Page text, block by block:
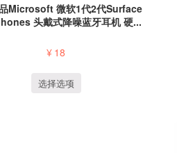
Microsoft 微软1代2代Surface
头戴式降噪蓝牙耳机 硬...
¥ 18
选择选项